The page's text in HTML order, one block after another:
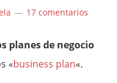
17 comentarios
planes de negocio
«business plan«.